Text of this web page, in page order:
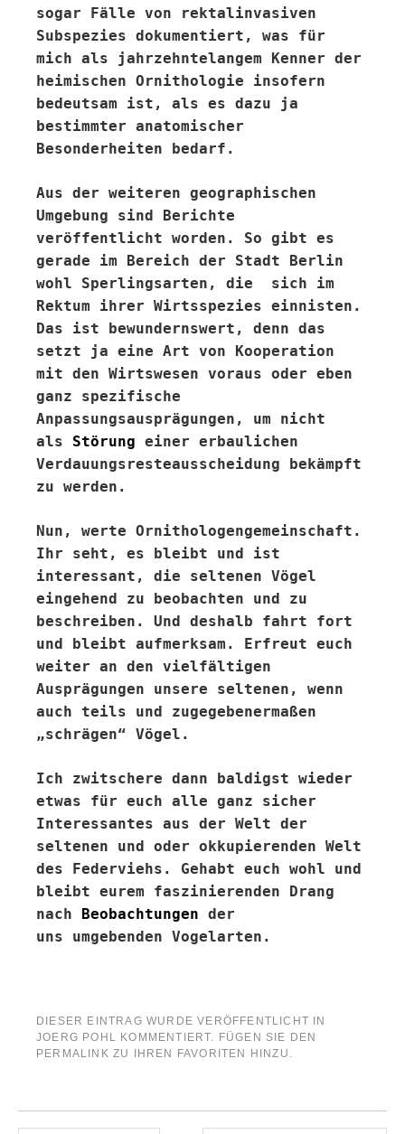
sogar Fälle von rektalinvasiven
Subspezies dokumentiert, was für
mich als jahrzehntelangem Kenner der
heimischen Ornithologie insofern
bedeutsam ist, als es dazu ja
bestimmter anatomischer
Besonderheiten bedarf.
Aus der weiteren geographischen
Umgebung sind Berichte
veröffentlicht worden. So gibt es
gerade im Bereich der Stadt Berlin
wohl Sperlingsarten, die sich im
Rektum ihrer Wirtsspezies einnisten.
Das ist bewundernswert, denn das
setzt ja eine Art von Kooperation
mit den Wirtswesen voraus oder eben
ganz spezifische
Anpassungsausprägungen, um nicht
als Störung einer erbaulichen
Verdauungsresteausscheidung bekämpft
zu werden.
Nun, werte Ornithologengemeinschaft.
Ihr seht, es bleibt und ist
interessant, die seltenen Vögel
eingehend zu beobachten und zu
beschreiben. Und deshalb fahrt fort
und bleibt aufmerksam. Erfreut euch
weiter an den vielfältigen
Ausprägungen unsere seltenen, wenn
auch teils und zugegebenermaßen
„schrägen“ Vögel.
Ich zwitschere dann baldigst wieder
etwas für euch alle ganz sicher
Interessantes aus der Welt der
seltenen und oder okkupierenden Welt
des Federviehs. Gehabt euch wohl und
bleibt eurem faszinierenden Drang
nach Beobachtungen der
uns umgebenden Vogelarten.
DIESER EINTRAG WURDE VERÖFFENTLICHT IN
JOERG POHL KOMMENTIERT. FÜGEN SIE DEN
PERMALINK ZU IHREN FAVORITEN HINZU.